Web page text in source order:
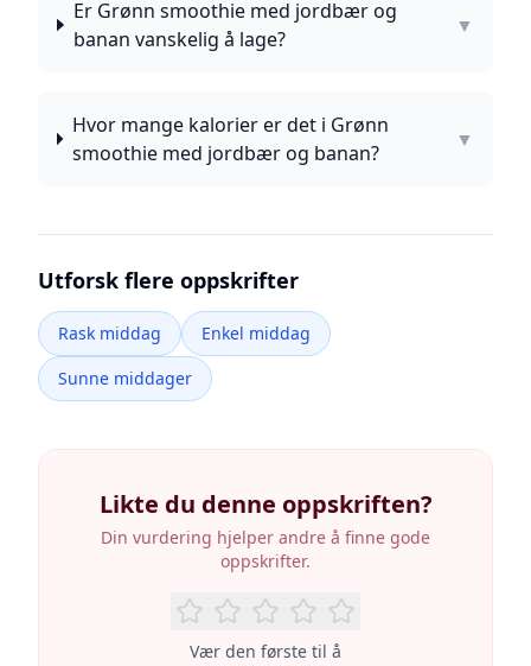
Er Grønn smoothie med jordbær og
banan vanskelig å lage?
▼
Hvor mange kalorier er det i Grønn
smoothie med jordbær og banan?
▼
Utforsk flere oppskrifter
Rask middag
Enkel middag
Sunne middager
Likte du denne oppskriften?
Din vurdering hjelper andre å finne gode
oppskrifter.
Vær den første til å